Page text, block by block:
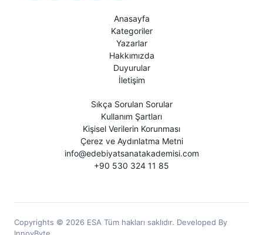
Anasayfa
Kategoriler
Yazarlar
Hakkımızda
Duyurular
İletişim
Sıkça Sorulan Sorular
Kullanım Şartları
Kişisel Verilerin Korunması
Çerez ve Aydınlatma Metni
info@edebiyatsanatakademisi.com
+90 530 324 11 85
Copyrights © 2026 ESA Tüm hakları saklıdır. Developed By